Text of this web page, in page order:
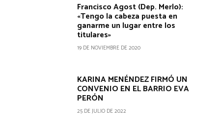
Francisco Agost (Dep. Merlo):
«Tengo la cabeza puesta en
ganarme un lugar entre los
titulares»
19 DE NOVIEMBRE DE 2020
KARINA MENÉNDEZ FIRMÓ UN
CONVENIO EN EL BARRIO EVA
PERÓN
25 DE JULIO DE 2022